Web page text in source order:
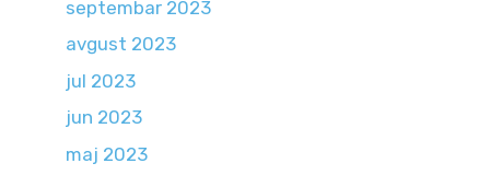
septembar 2023
avgust 2023
jul 2023
jun 2023
maj 2023